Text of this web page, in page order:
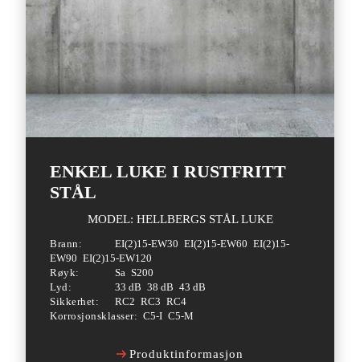
ENKEL LUKE I RUSTFRITT
STÅL
MODEL: HELLBERGS STÅL LUKE
Brann: EI(2)15-EW30 EI(2)15-EW60 EI(2)15-
EW90 EI(2)15-EW120
Røyk:
Sa S200
Lyd:
33 dB 38 dB 43 dB
Sikkerhet:
RC2 RC3 RC4
Korrosjonsklasser: C5-I C5-M
Produktinformasjon